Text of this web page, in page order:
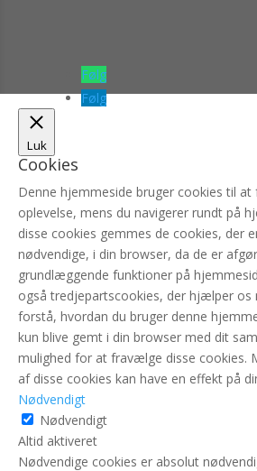
Følg
Følg
Luk
Cookies
Denne hjemmeside bruger cookies til at
oplevelse, mens du navigerer rundt på
disse cookies gemmes de cookies, der
nødvendige, i din browser, da de er
grundlæggende funktioner på
også tredjepartscookies, der hjælper os
forstå, hvordan du bruger denne
kun blive gemt i din browser med dit
mulighed for at fravælge disse cookies.
af disse cookies kan have en effekt på
Nødvendigt
Nødvendigt
Altid aktiveret
Nødvendige cookies er absolut